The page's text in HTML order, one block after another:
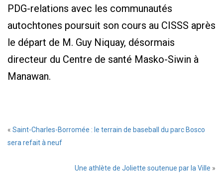
PDG-relations avec les communautés
autochtones poursuit son cours au CISSS après
le départ de M. Guy Niquay, désormais
directeur du Centre de santé Masko-Siwin à
Manawan.
« Saint-Charles-Borromée : le terrain de baseball du parc Bosco
sera refait à neuf
Une athlète de Joliette soutenue par la Ville »